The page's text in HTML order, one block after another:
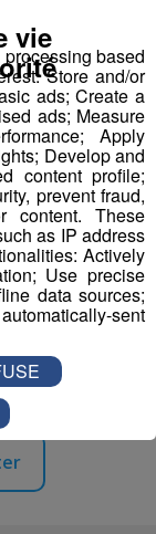
embrassent
à Madame
based
Store and/or
ads; Create a
ads; Measure
Apply
Develop and
content profile;
prevent fraud,
content. These
as IP address
Actively
Use precise
data sources;
sent
vie